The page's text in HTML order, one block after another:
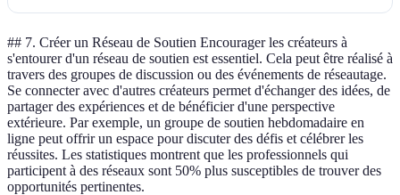
## 7. Créer un Réseau de Soutien Encourager les créateurs à
s'entourer d'un réseau de soutien est essentiel. Cela peut être réalisé à
travers des groupes de discussion ou des événements de réseautage.
Se connecter avec d'autres créateurs permet d'échanger des idées, de
partager des expériences et de bénéficier d'une perspective
extérieure. Par exemple, un groupe de soutien hebdomadaire en
ligne peut offrir un espace pour discuter des défis et célébrer les
réussites. Les statistiques montrent que les professionnels qui
participent à des réseaux sont 50% plus susceptibles de trouver des
opportunités pertinentes.